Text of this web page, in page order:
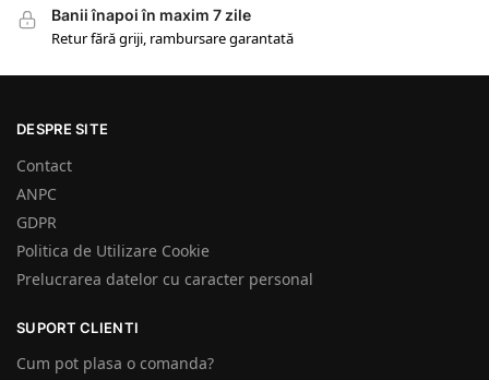
Banii înapoi în maxim 7 zile
Retur fără griji, rambursare garantată
DESPRE SITE
Contact
ANPC
GDPR
Politica de Utilizare Cookie
Prelucrarea datelor cu caracter personal
SUPORT CLIENTI
Cum pot plasa o comanda?